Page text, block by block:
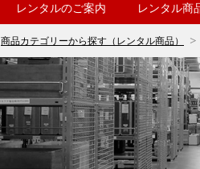
レンタルのご案内 レンタル商
商品カテゴリーから探す（レンタル商品）